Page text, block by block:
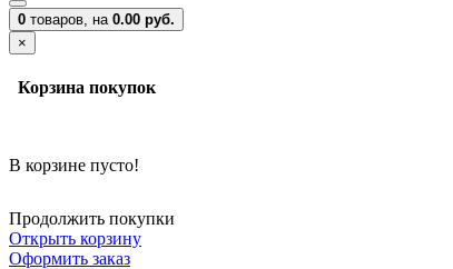
0 товаров, на 0.00 руб.
×
Корзина покупок
В корзине пусто!
Продолжить покупки
Открыть корзину
Оформить заказ